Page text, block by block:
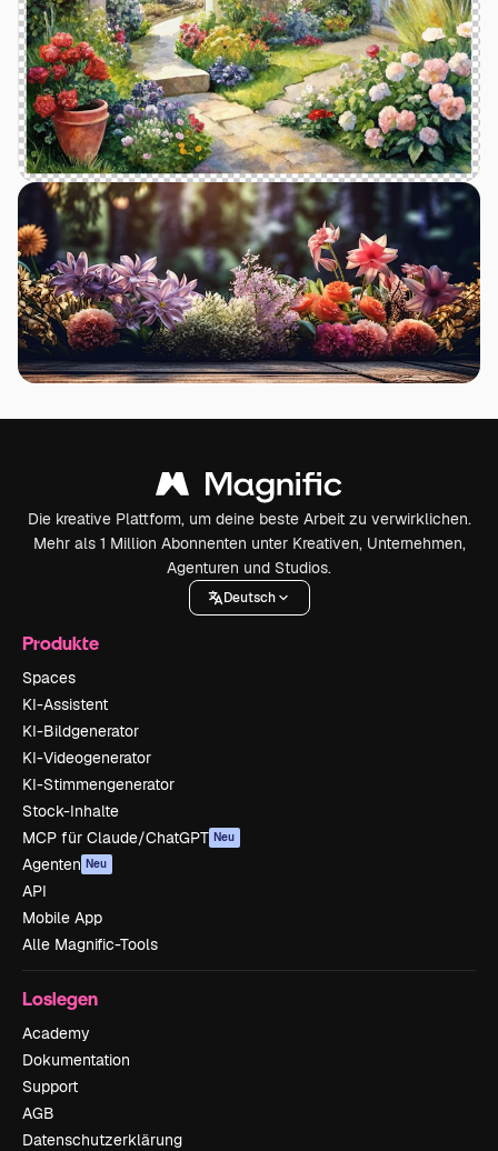
Die kreative Plattform, um deine beste Arbeit zu verwirklichen.
Mehr als 1 Million Abonnenten unter Kreativen, Unternehmen,
Agenturen und Studios.
Deutsch
Produkte
Spaces
KI-Assistent
KI-Bildgenerator
KI-Videogenerator
KI-Stimmengenerator
Stock-Inhalte
MCP für Claude/ChatGPT Neu
Agenten Neu
API
Mobile App
Alle Magnific-Tools
Loslegen
Academy
Dokumentation
Support
AGB
Datenschutzerklärung